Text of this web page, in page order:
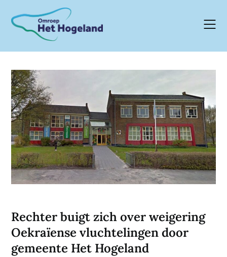
content
Rechter buigt zich over weigering
Oekraïense vluchtelingen door
gemeente Het Hogeland